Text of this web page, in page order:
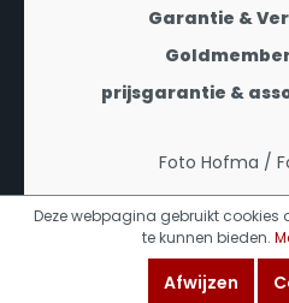
Garantie &
prijsgarantie &
Foto Hofma /
Deze webpagina gebruikt cookies
te kunnen bieden.
Afwijzen